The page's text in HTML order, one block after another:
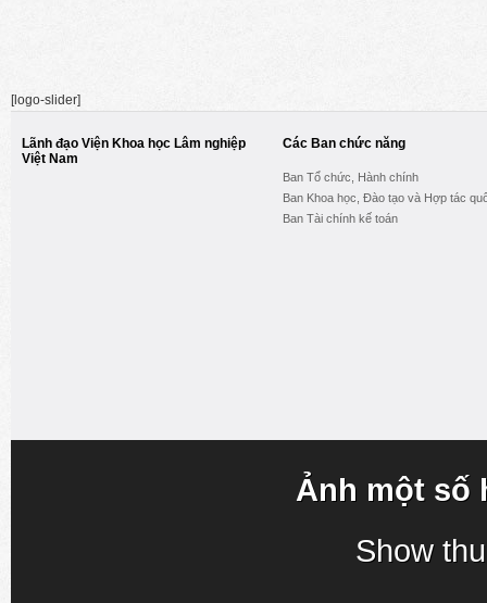
[logo-slider]
Lãnh đạo Viện Khoa học Lâm nghiệp
Việt Nam
Các Ban chức năng
Ban Tổ chức, Hành chính
Ban Khoa học, Đào tạo và Hợp tác
Ban Tài chính kế toán
Ảnh một số
Show